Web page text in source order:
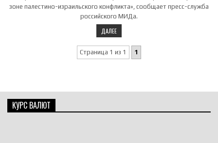
зоне палестино-израильского конфликта», сообщает пресс-служба
российского МИДа.
ДАЛЕЕ
Страница 1 из 1 1
КУРС ВАЛЮТ